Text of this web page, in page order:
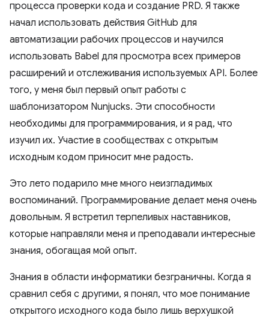
процесса проверки кода и создание PRD. Я также
начал использовать действия GitHub для
автоматизации рабочих процессов и научился
использовать Babel для просмотра всех примеров
расширений и отслеживания используемых API. Более
того, у меня был первый опыт работы с
шаблонизатором Nunjucks. Эти способности
необходимы для программирования, и я рад, что
изучил их. Участие в сообществах с открытым
исходным кодом приносит мне радость.
Это лето подарило мне много неизгладимых
воспоминаний. Программирование делает меня очень
довольным. Я встретил терпеливых наставников,
которые направляли меня и преподавали интересные
знания, обогащая мой опыт.
Знания в области информатики безграничны. Когда я
сравнил себя с другими, я понял, что мое понимание
открытого исходного кода было лишь верхушкой